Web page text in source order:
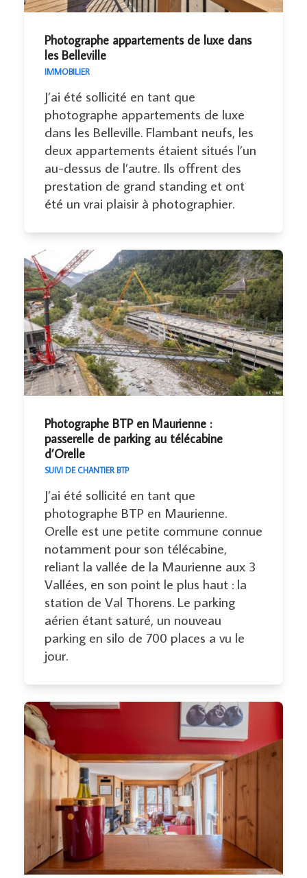
Photographe appartements de luxe dans
les Belleville
IMMOBILIER
J’ai été sollicité en tant que
photographe appartements de luxe
dans les Belleville. Flambant neufs, les
deux appartements étaient situés l’un
au-dessus de l’autre. Ils offrent des
prestation de grand standing et ont
été un vrai plaisir à photographier.
Photographe BTP en Maurienne :
passerelle de parking au télécabine
d’Orelle
SUIVI DE CHANTIER BTP
J’ai été sollicité en tant que
photographe BTP en Maurienne.
Orelle est une petite commune connue
notamment pour son télécabine,
reliant la vallée de la Maurienne aux 3
Vallées, en son point le plus haut : la
station de Val Thorens. Le parking
aérien étant saturé, un nouveau
parking en silo de 700 places a vu le
jour.